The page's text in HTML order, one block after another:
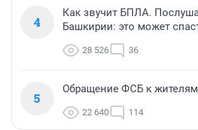
4
Как звучит БПЛА.
Башкирии: это может
28 526 36
5
Обращение ФСБ к
22 640 114